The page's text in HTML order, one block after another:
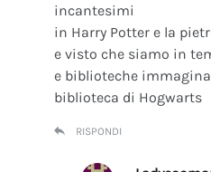
incantesimi
in Harry Potter e la
e visto che siamo in
e biblioteche
biblioteca di Hogwarts
RISPONDI